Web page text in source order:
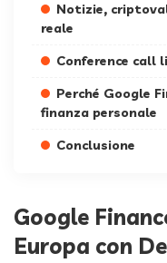
Notizie,
reale
Conference call
Perché Google
finanza personale
Conclusione
Google
Europa con